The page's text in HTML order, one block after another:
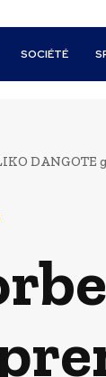
SOCIÉTÉ
DANGOTE